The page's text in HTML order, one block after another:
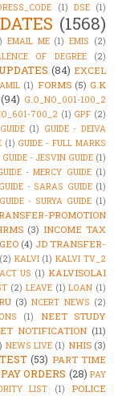
(1) DSE (1)
(1568)
EMAIL ME (1) EMIS (2)
OF DEGREE (2)
(84) EXCEL
(1) FORMS (5) G.K
(94) G.O_NO_001-100_2
700_2 (1) GPF (2)
(1) GUIDE - DEIVA
(1) GUIDE - FULL MARKS
GUIDE - JESVIN GUIDE (1)
- MERCY GUIDE (1)
GUIDE - SARAS GUIDE (1)
GUIDE - SURYA GUIDE (1)
PROMOTION
(3) INCOME TAX
(4) JD TRANSFER-
(2) KALVI (1) KALVI TV_2
US (1) KALVISOLAI
(2) LEAVE (1) LOAN (1)
(3) NCERT NEWS (2)
(1)
NEET STUDY
NOTIFICATION (11)
NEWS LIVE (1) NHIS (3)
(53) PART TIME
PAY ORDERS (28) PAY
LIST (1)
POLICE